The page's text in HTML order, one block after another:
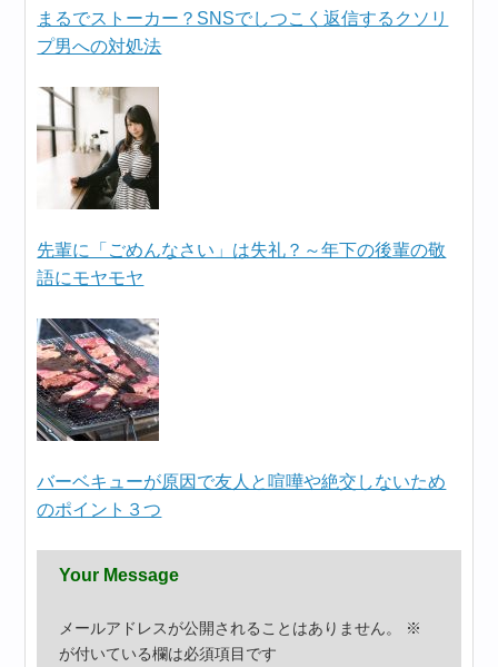
まるでストーカー？SNSでしつこく返信するクソリ
プ男への対処法
先輩に「ごめんなさい」は失礼？～年下の後輩の敬
語にモヤモヤ
バーベキューが原因で友人と喧嘩や絶交しないため
のポイント３つ
Your Message
メールアドレスが公開されることはありません。
※
が付いている欄は必須項目です